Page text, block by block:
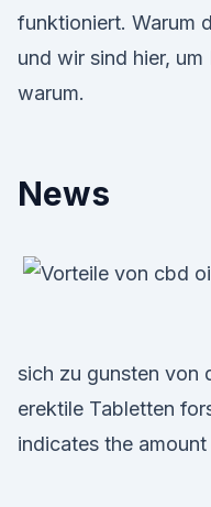
funktioniert. Warum
und wir sind hier,
warum.
News
sich zu gunsten von
erektile Tabletten
indicates the